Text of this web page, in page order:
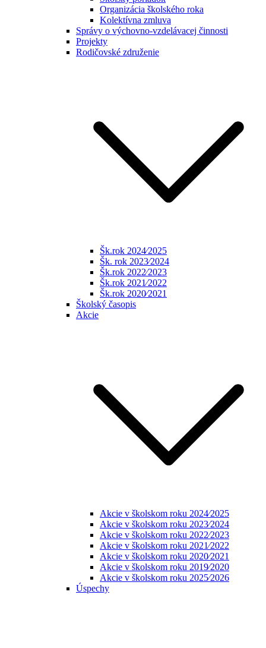
Organizácia školského roka
Kolektívna zmluva
Správy o výchovno-vzdelávacej činnosti
Projekty
Rodičovské združenie
Šk.rok 2024⁄2025
Šk. rok 2023⁄2024
Šk.rok 2022⁄2023
Šk.rok 2021⁄2022
Šk.rok 2020⁄2021
Školský časopis
Akcie
Akcie v školskom roku 2024⁄2025
Akcie v školskom roku 2023⁄2024
Akcie v školskom roku 2022⁄2023
Akcie v školskom roku 2021⁄2022
Akcie v školskom roku 2020⁄2021
Akcie v školskom roku 2019⁄2020
Akcie v školskom roku 2025⁄2026
Úspechy